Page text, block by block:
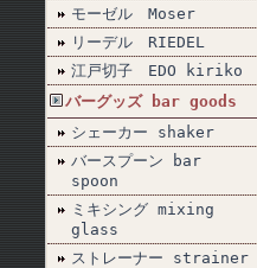
モーゼル Moser
リーデル RIEDEL
江戸切子 EDO kiriko
バーグッズ bar goods
シェーカー shaker
バースプーン bar
spoon
ミキシング mixing
glass
ストレーナー strainer